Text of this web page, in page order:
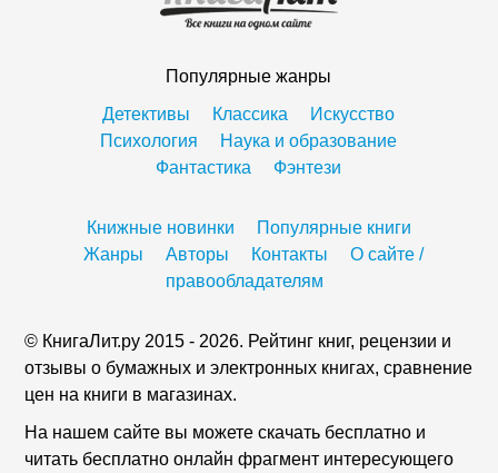
Популярные жанры
Детективы
Классика
Искусство
Психология
Наука и образование
Фантастика
Фэнтези
Книжные новинки
Популярные книги
Жанры
Авторы Контакты
О сайте /
правообладателям
© КнигаЛит.ру 2015 - 2026. Рейтинг книг, рецензии и
отзывы о бумажных и электронных книгах, сравнение
цен на книги в магазинах.
На нашем сайте вы можете скачать бесплатно и
читать бесплатно онлайн фрагмент интересующего